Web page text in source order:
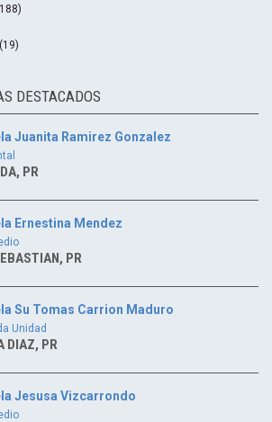
(19)
DESTACADOS
Juanita Ramirez Gonzalez
PR
Ernestina Mendez
PR
Su Tomas Carrion Maduro
Unidad
DIAZ, PR
Jesusa Vizcarrondo